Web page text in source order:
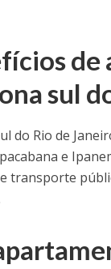
de
sul
do Rio de
e
transporte